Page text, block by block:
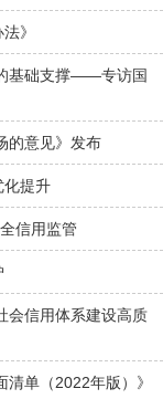
》
基础支撑——专访国
的意见》发布
化提升
信用监管
会信用体系建设高质
单（2022年版）》